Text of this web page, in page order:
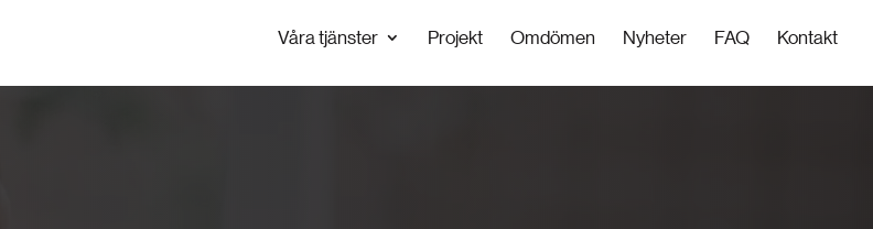
Våra tjänster Projekt Omdömen Nyheter FAQ Kontakt